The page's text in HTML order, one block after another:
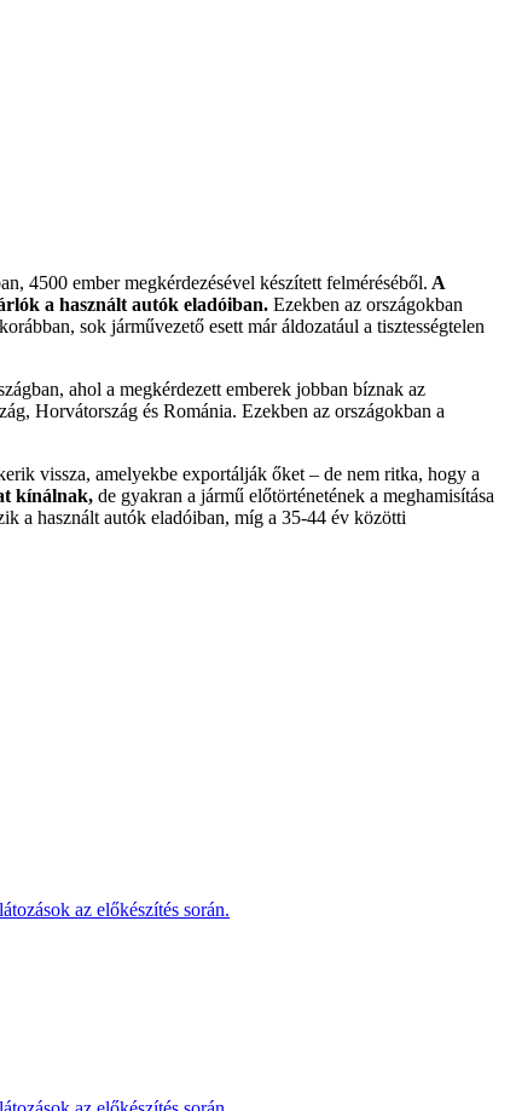
4500 ember megkérdezésével készített felméréséből. A
a használt autók eladóiban. Ezekben az országokban
sok járművezető esett már áldozatául a tisztességtelen
ahol a megkérdezett emberek jobban bíznak az
Horvátország és Románia. Ezekben az országokban a
vissza, amelyekbe exportálják őket – de nem ritka, hogy a
kínálnak, de gyakran a jármű előtörténetének a meghamisítása
a használt autók eladóiban, míg a 35-44 év közötti
az előkészítés során.